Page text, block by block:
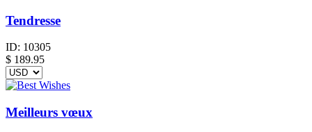
Tendresse
ID: 10305
$ 189.95
Meilleurs vœux